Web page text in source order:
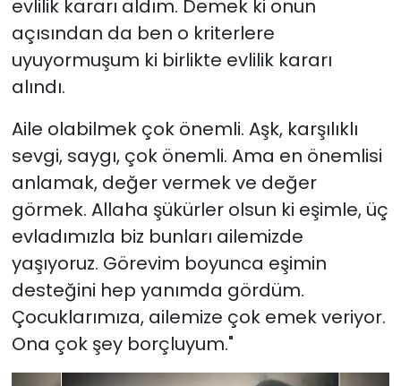
evlilik kararı aldım. Demek ki onun
açısından da ben o kriterlere
uyuyormuşum ki birlikte evlilik kararı
alındı.
Aile olabilmek çok önemli. Aşk, karşılıklı
sevgi, saygı, çok önemli. Ama en önemlisi
anlamak, değer vermek ve değer
görmek. Allaha şükürler olsun ki eşimle, üç
evladımızla biz bunları ailemizde
yaşıyoruz. Görevim boyunca eşimin
desteğini hep yanımda gördüm.
Çocuklarımıza, ailemize çok emek veriyor.
Ona çok şey borçluyum."